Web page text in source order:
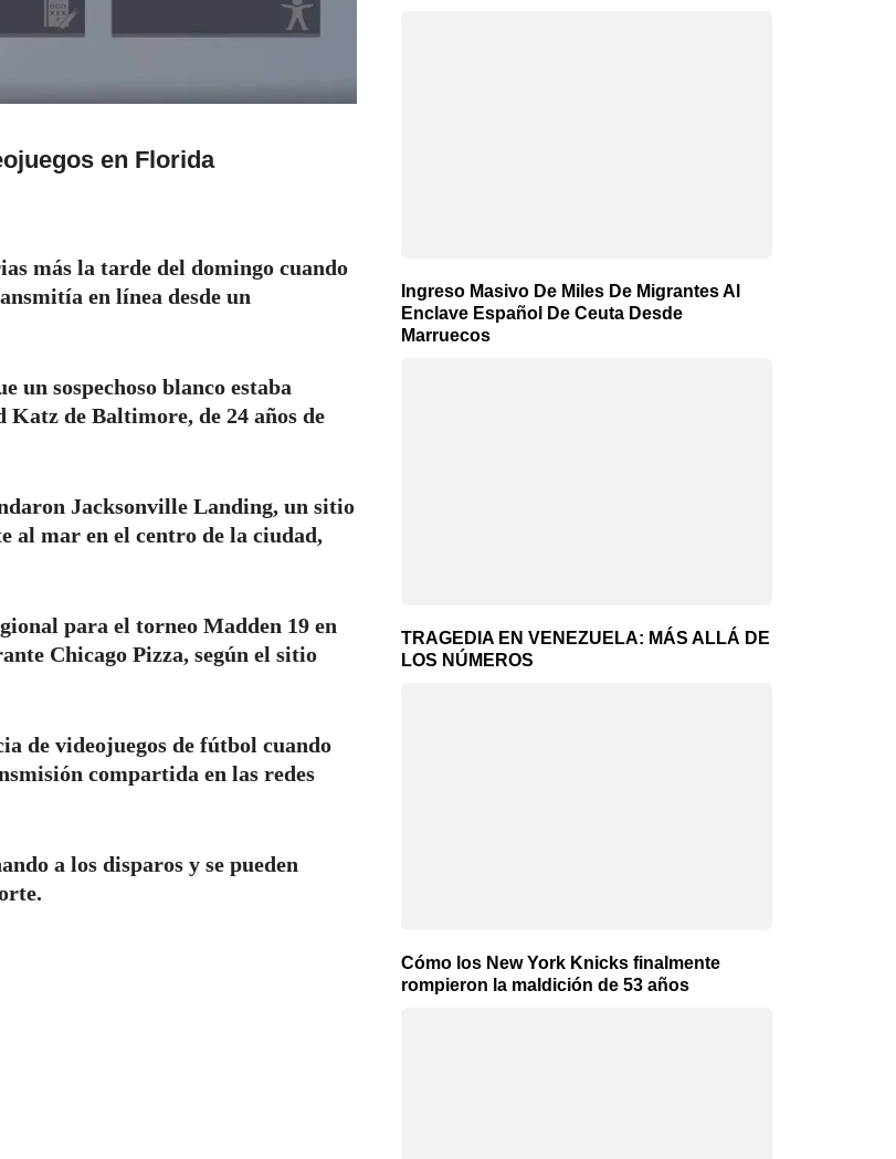
en Florida
más la tarde del domingo cuando
en línea desde un
sospechoso blanco estaba
Katz de Baltimore, de 24 años de
Jacksonville Landing, un sitio
al mar en el centro de la ciudad,
para el torneo Madden 19 en
Chicago Pizza, según el sitio
de videojuegos de fútbol cuando
compartida en las redes
a los disparos y se pueden
Ingreso Masivo De Miles De Migrantes Al
Enclave Español De Ceuta Desde
Marruecos
TRAGEDIA EN VENEZUELA: MÁS ALLÁ DE
LOS NÚMEROS
Cómo los New York Knicks finalmente
rompieron la maldición de 53 años